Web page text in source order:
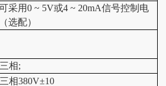
采用0 ~ 5V或4 ~ 20mA信号控制电
选配）
三相;
三相380V±10